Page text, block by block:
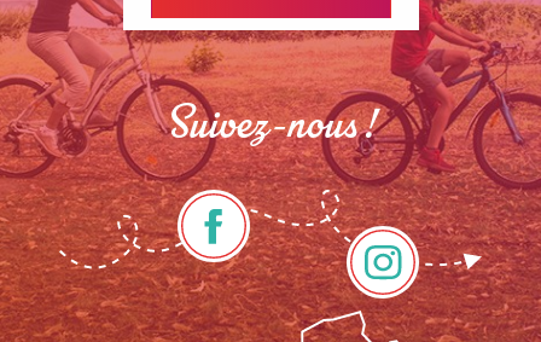
Description
Suivez-nous !